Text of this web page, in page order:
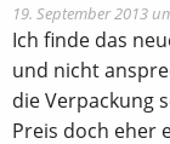
19. September 2013
Ich finde das
und nicht
die Verpackung
Preis doch eher